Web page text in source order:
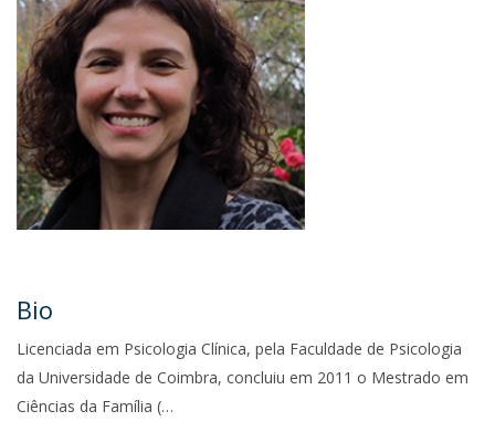
Bio
Licenciada em Psicologia Clínica, pela Faculdade de Psicologia
da Universidade de Coimbra, concluiu em 2011 o Mestrado em
Ciências da Família (